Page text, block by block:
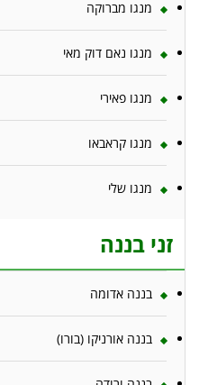
מנגו מברוקה
מנגו נאם דוק מאי
מנגו פאירי
מנגו קראבאו
מנגו שלי
זני בננה
בננה אדומה
בננה אורניקו (בורו)